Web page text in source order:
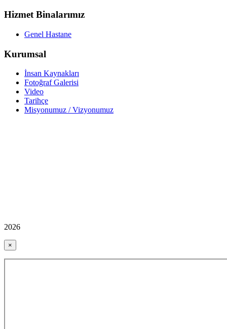
Hizmet Binalarımız
Genel Hastane
Kurumsal
İnsan Kaynakları
Fotoğraf Galerisi
Video
Tarihçe
Misyonumuz / Vizyonumuz
2026
×